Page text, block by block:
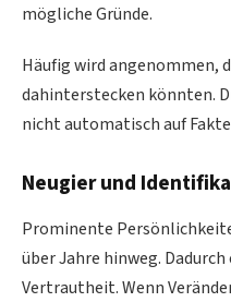
mögliche Gründe.
Häufig wird angenommen,
dahinterstecken könnten.
nicht automatisch auf
Neugier und
Prominente
über Jahre hinweg.
Vertrautheit. Wenn